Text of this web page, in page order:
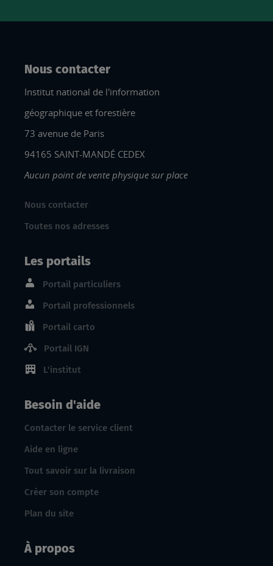
Nous contacter
Institut national de l'information
géographique et forestière
73 avenue de Paris
94165 SAINT-MANDÉ CEDEX
Aucun point de vente physique sur place
Nous contacter
Toutes nos adresses
Les portails
Portail particuliers
Portail professionnels
Portail carto
Portail IGN
L'institut
Besoin d'aide
Contacter le service client
Aide en ligne
Tout savoir sur la livraison
Créer son compte
Plan du site
À propos